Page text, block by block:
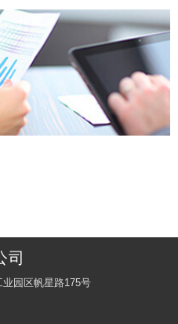
司
园区帆星路175号